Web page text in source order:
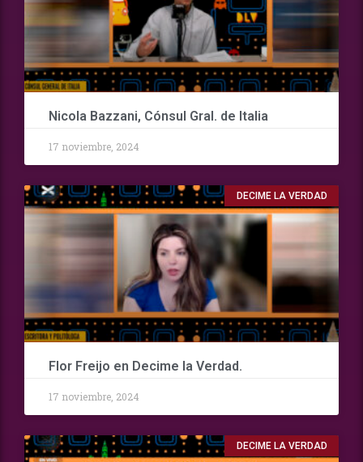
Nicola Bazzani, Cónsul Gral. de Italia
17 noviembre, 2024
DECIME LA VERDAD
Flor Freijo en Decime la Verdad.
17 noviembre, 2024
DECIME LA VERDAD